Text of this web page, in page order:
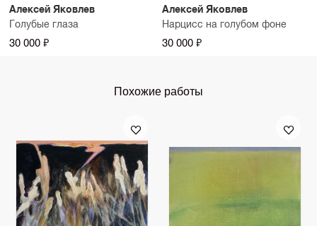
Алексей Яковлев
Голубые глаза
30 000 ₽
Алексей Яковлев
Нарцисс на голубом фоне
30 000 ₽
Похожие работы